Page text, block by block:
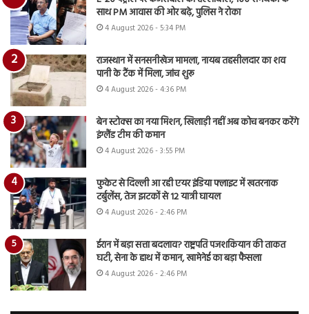
साथ PM आवास की ओर बढ़े, पुलिस ने रोका
4 August 2026 - 5:34 PM
राजस्थान में सनसनीखेज मामला, नायब तहसीलदार का शव
पानी के टैंक में मिला, जांच शुरू
4 August 2026 - 4:36 PM
बेन स्टोक्स का नया मिशन, खिलाड़ी नहीं अब कोच बनकर करेंगे
इंग्लैंड टीम की कमान
4 August 2026 - 3:55 PM
फुकेट से दिल्ली आ रही एयर इंडिया फ्लाइट में खतरनाक
टर्बुलेंस, तेज झटकों से 12 यात्री घायल
4 August 2026 - 2:46 PM
ईरान में बड़ा सत्ता बदलाव? राष्ट्रपति पजशकियान की ताकत
घटी, सेना के हाथ में कमान, खामेनेई का बड़ा फैसला
4 August 2026 - 2:46 PM